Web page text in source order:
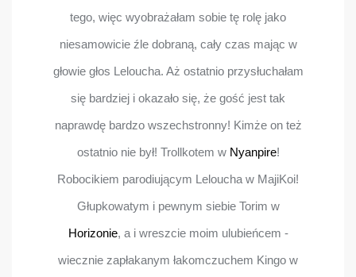
tego, więc wyobrażałam sobie tę rolę jako
niesamowicie źle dobraną, cały czas mając w
głowie głos Leloucha. Aż ostatnio przysłuchałam
się bardziej i okazało się, że gość jest tak
naprawdę bardzo wszechstronny! Kimże on też
ostatnio nie był! Trollkotem w Nyanpire!
Robocikiem parodiującym Leloucha w MajiKoi!
Głupkowatym i pewnym siebie Torim w
Horizonie, a i wreszcie moim ulubieńcem -
wiecznie zapłakanym łakomczuchem Kingo w